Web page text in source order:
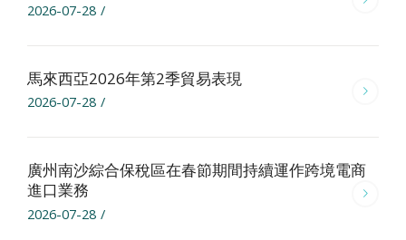
2026-07-28 /
馬來西亞2026年第2季貿易表現
2026-07-28 /
廣州南沙綜合保稅區在春節期間持續運作跨境電商
進口業務
2026-07-28 /